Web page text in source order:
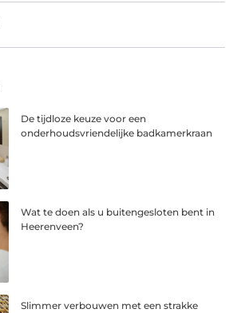
De tijdloze keuze voor een
onderhoudsvriendelijke badkamerkraan
Wat te doen als u buitengesloten bent in
Heerenveen?
Slimmer verbouwen met een strakke